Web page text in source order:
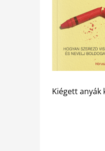
Kiégett anyák